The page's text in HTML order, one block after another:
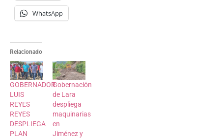
WhatsApp
Relacionado
GOBERNADOR
LUIS
REYES
REYES
DESPLIEGA
PLAN
Gobernación
de Lara
despliega
maquinarias
en
Jiménez y